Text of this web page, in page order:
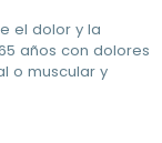
el dolor y la
años con dolores
o muscular y